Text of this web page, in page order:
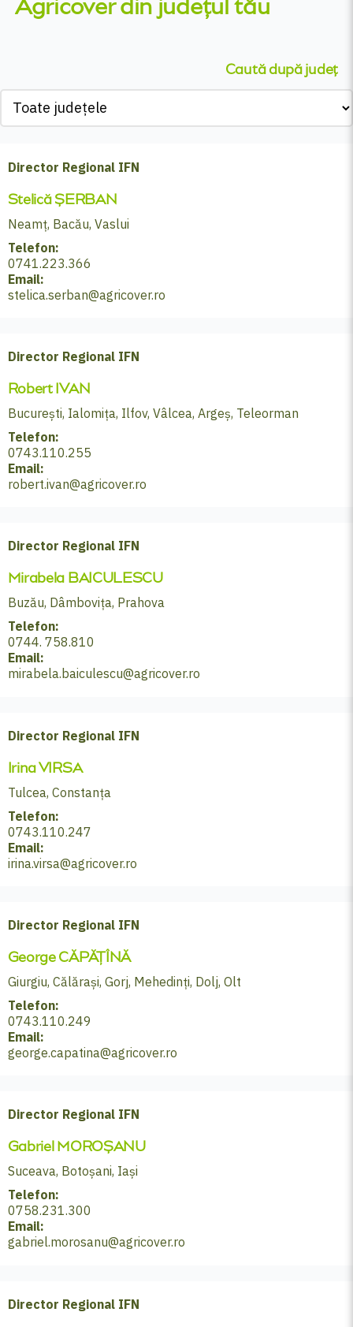
Agricover din județul tău
Caută după județ
Director Regional IFN
Stelică ȘERBAN
Neamț, Bacău, Vaslui
Telefon:
0741.223.366
Email:
stelica.serban@agricover.ro
Director Regional IFN
Robert IVAN
București, Ialomița, Ilfov, Vâlcea, Argeș, Teleorman
Telefon:
0743.110.255
Email:
robert.ivan@agricover.ro
Director Regional IFN
Mirabela BAICULESCU
Buzău, Dâmbovița, Prahova
Telefon:
0744. 758.810
Email:
mirabela.baiculescu@agricover.ro
Director Regional IFN
Irina VIRSA
Tulcea, Constanța
Telefon:
0743.110.247
Email:
irina.virsa@agricover.ro
Director Regional IFN
George CĂPĂȚÎNĂ
Giurgiu, Călărași, Gorj, Mehedinți, Dolj, Olt
Telefon:
0743.110.249
Email:
george.capatina@agricover.ro
Director Regional IFN
Gabriel MOROȘANU
Suceava, Botoșani, Iași
Telefon:
0758.231.300
Email:
gabriel.morosanu@agricover.ro
Director Regional IFN